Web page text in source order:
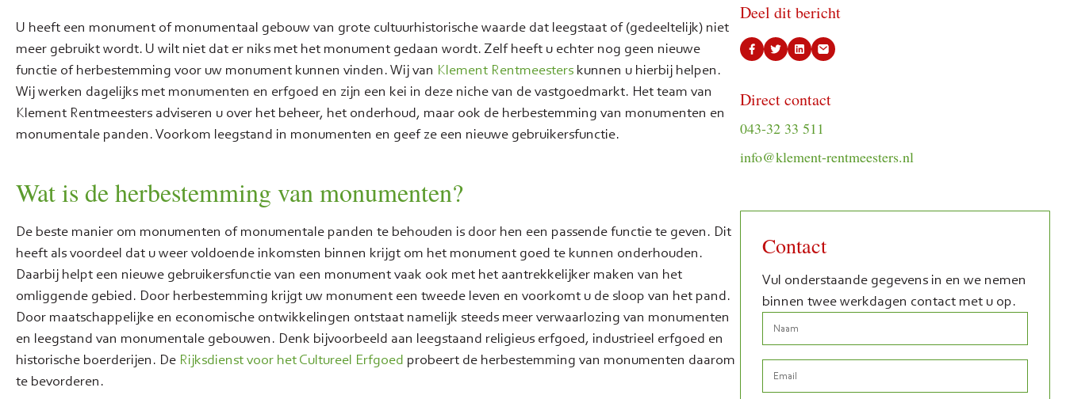
U heeft een monument of monumentaal gebouw van grote cultuurhistorische waarde dat leegstaat of (gedeeltelijk) niet
meer gebruikt wordt. U wilt niet dat er niks met het monument gedaan wordt. Zelf heeft u echter nog geen nieuwe
functie of herbestemming voor uw monument kunnen vinden. Wij van Klement Rentmeesters kunnen u hierbij helpen.
Wij werken dagelijks met monumenten en erfgoed en zijn een kei in deze niche van de vastgoedmarkt. Het team van
Klement Rentmeesters adviseren u over het beheer, het onderhoud, maar ook de herbestemming van monumenten en
monumentale panden. Voorkom leegstand in monumenten en geef ze een nieuwe gebruikersfunctie.
Wat is de herbestemming van monumenten?
De beste manier om monumenten of monumentale panden te behouden is door hen een passende functie te geven. Dit
heeft als voordeel dat u weer voldoende inkomsten binnen krijgt om het monument goed te kunnen onderhouden.
Daarbij helpt een nieuwe gebruikersfunctie van een monument vaak ook met het aantrekkelijker maken van het
omliggende gebied. Door herbestemming krijgt uw monument een tweede leven en voorkomt u de sloop van het pand.
Door maatschappelijke en economische ontwikkelingen ontstaat namelijk steeds meer verwaarlozing van monumenten
en leegstand van monumentale gebouwen. Denk bijvoorbeeld aan leegstaand religieus erfgoed, industrieel erfgoed en
historische boerderijen. De Rijksdienst voor het Cultureel Erfgoed probeert de herbestemming van monumenten daarom
te bevorderen.
Deel dit bericht
Direct contact
043-32 33 511
info@klement-rentmeesters.nl
Contact
Vul onderstaande gegevens in en we nemen
binnen twee werkdagen contact met u op.